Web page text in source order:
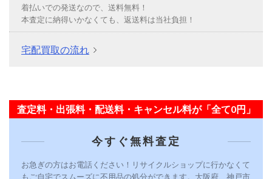
着払いでの発送なので、送料無料！
本査定に納得いかなくても、返送料は当社負担！
宅配買取の流れ
査定料・出張料・配送料・キャンセル料が「全て0円」
今すぐ無料査定
お急ぎの方はお電話ください！リサイクルショップに行かなくて
もご自宅でスムーズに不用品の処分ができます。大阪府、神戸市